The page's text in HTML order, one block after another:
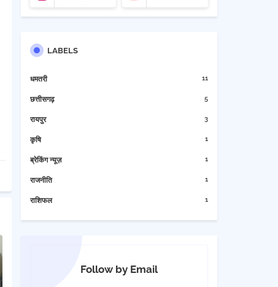
LABELS
धमतरी 11
छत्तीसगढ़ 5
रायपुर 3
कृषि 1
ब्रेकिंग न्यूज़ 1
राजनीति 1
राशिफल 1
Follow by Email